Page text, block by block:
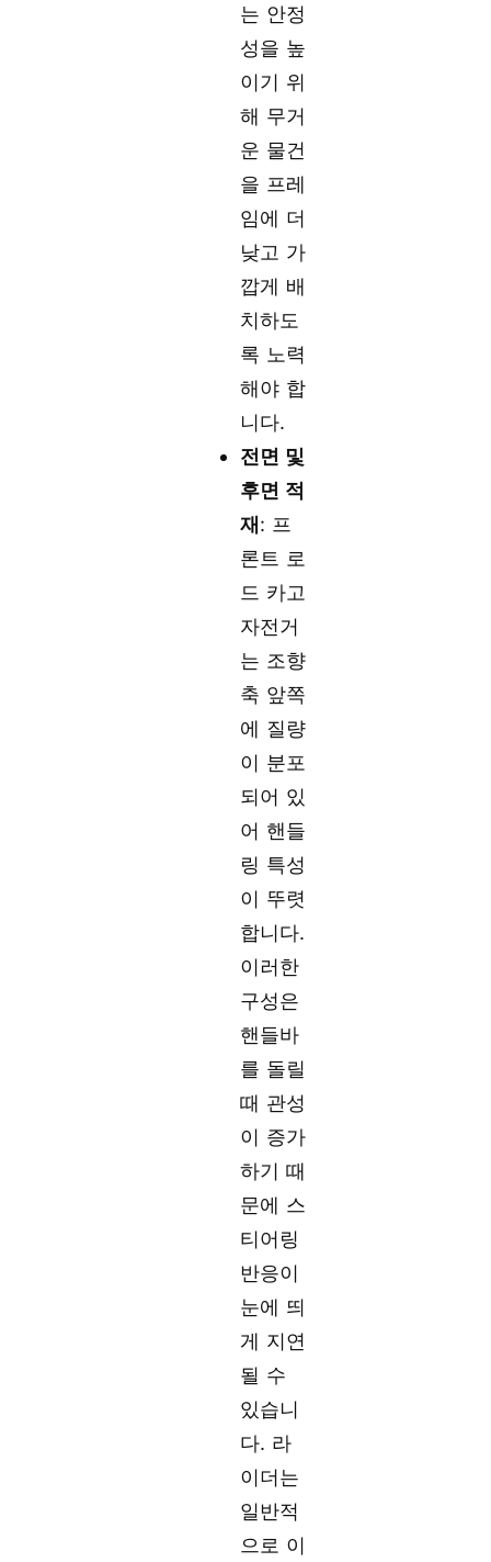
는 안정
성을 높
이기 위
해 무거
운 물건
을 프레
임에 더
낮고 가
깝게 배
치하도
록 노력
해야 합
니다.
전면 및
후면 적
재: 프
론트 로
드 카고
자전거
는 조향
축 앞쪽
에 질량
이 분포
되어 있
어 핸들
링 특성
이 뚜렷
합니다.
이러한
구성은
핸들바
를 돌릴
때 관성
이 증가
하기 때
문에 스
티어링
반응이
눈에 띄
게 지연
될 수
있습니
다. 라
이더는
일반적
으로 이